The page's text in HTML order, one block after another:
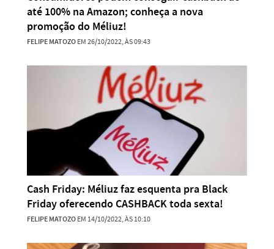
até 100% na Amazon; conheça a nova
promoção do Méliuz!
FELIPE MATOZOEM 26/10/2022, ÀS 09:43
Cash Friday: Méliuz faz esquenta pra Black
Friday oferecendo CASHBACK toda sexta!
FELIPE MATOZOEM 14/10/2022, ÀS 10:10